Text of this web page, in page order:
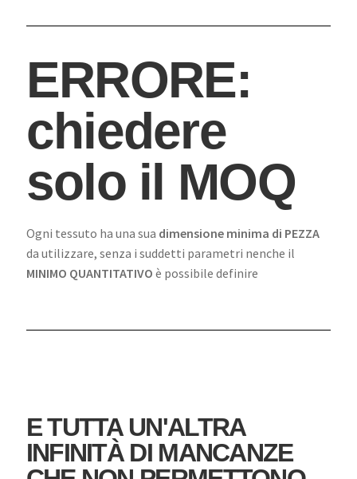
ERRORE:
chiedere
solo il MOQ
Ogni tessuto ha una sua dimensione minima di PEZZA
da utilizzare, senza i suddetti parametri nenche il
MINIMO QUANTITATIVO è possibile definire
E TUTTA UN'ALTRA
INFINITÀ DI MANCANZE